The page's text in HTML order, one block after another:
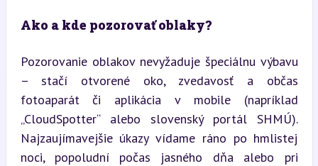
Ako a kde pozorovať oblaky?
Pozorovanie oblakov nevyžaduje špeciálnu výbavu
– stačí otvorené oko, zvedavosť a občas
fotoaparát či aplikácia v mobile (napríklad
„CloudSpotter“ alebo slovenský portál SHMÚ).
Najzaujímavejšie úkazy vídame ráno po hmlistej
noci, popoludní počas jasného dňa alebo pri